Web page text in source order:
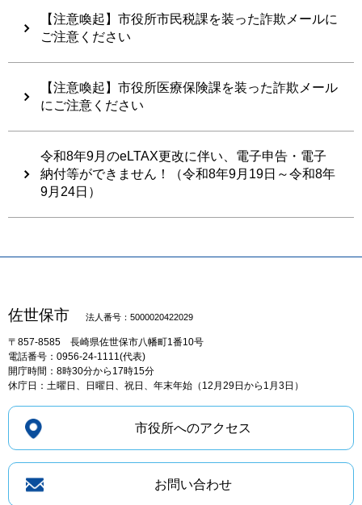
【注意喚起】市役所市民税課を装った詐欺メールに
ご注意ください
【注意喚起】市役所医療保険課を装った詐欺メール
にご注意ください
令和8年9月のeLTAX更改に伴い、電子申告・電子
納付等ができません！（令和8年9月19日～令和8年
9月24日）
佐世保市 法人番号：5000020422029
〒857-8585 長崎県佐世保市八幡町1番10号
電話番号：0956-24-1111(代表)
開庁時間：8時30分から17時15分
休庁日：土曜日、日曜日、祝日、年末年始（12月29日から1月3日）
市役所へのアクセス
お問い合わせ